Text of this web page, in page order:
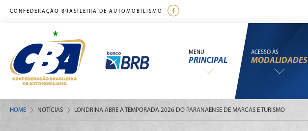
CONFEDERAÇÃO BRASILEIRA DE AUTOMOBILISMO
MENU
PRINCIPAL
ACESSO ÀS
MODALIDADES
HOME NOTÍCIAS LONDRINA ABRE A TEMPORADA 2026 DO PARANAENSE DE MARCAS E TURISMO